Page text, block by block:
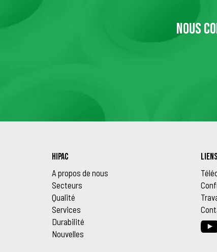
NOUS
HIPAC
A propos de nous
Secteurs
Qualité
Services
Durabilité
Nouvelles